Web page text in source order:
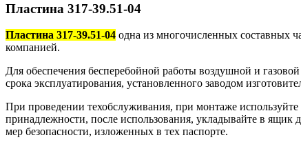
Пластина 317-39.51-04
Пластина 317-39.51-04 одна из многочисленных составных
компанией.
Для обеспечения бесперебойной работы воздушной и
срока эксплуатирования, установленного заводом
При проведении техобслуживания, при монтаже
принадлежности, после использования, укладывайте в ящик
мер безопасности, изложенных в тех паспорте.